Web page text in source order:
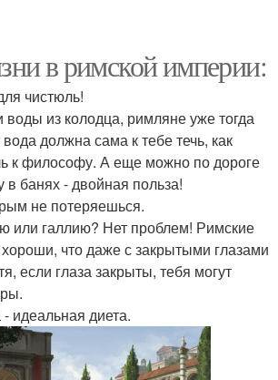
в римской империи:
чистюль!
из колодца, римляне уже тогда
должна сама к тебе течь, как
к философу. А еще можно по дороге
в банях - двойная польза!
не потеряешься.
или галлию? Нет проблем! Римские
хороши, что даже с закрытыми глазами
если глаза закрыты, тебя могут
идеальная диета.